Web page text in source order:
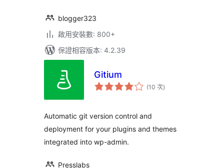
blogger323
啟用安裝數: 800+
保證相容版本: 4.2.39
Gitium
(10 次評
分)
Automatic git version control and
deployment for your plugins and themes
integrated into wp-admin.
Presslabs